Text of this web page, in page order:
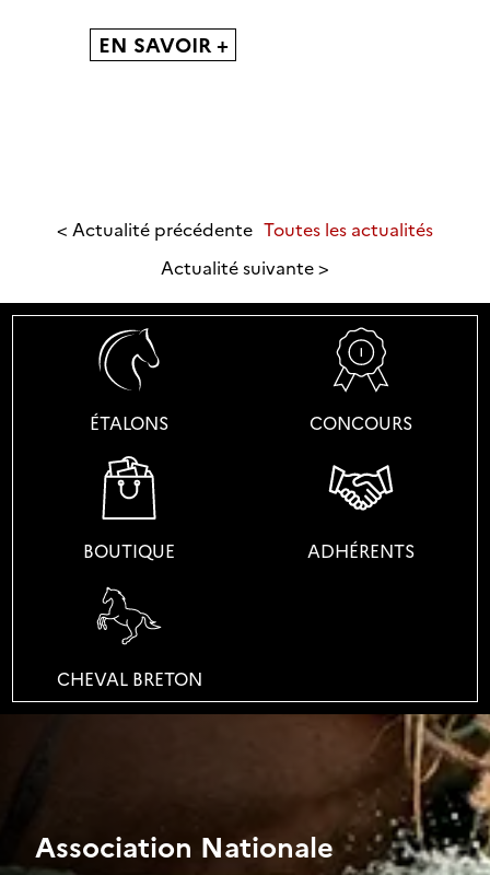
< Actualité précédente Toutes les actualités
Actualité suivante >
EN SAVOIR +
ÉTALONS CONCOURS
BOUTIQUE ADHÉRENTS
CHEVAL BRETON
Association Nationale